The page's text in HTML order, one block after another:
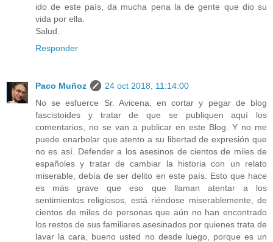
ido de este país, da mucha pena la de gente que dio su
vida por ella.
Salud.
Responder
Paco Muñoz
24 oct 2018, 11:14:00
No se esfuerce Sr. Avicena, en cortar y pegar de blog
fascistoides y tratar de que se publiquen aquí los
comentarios, no se van a publicar en este Blog. Y no me
puede enarbolar que atento a su libertad de expresión que
no es así. Defender a los asesinos de cientos de miles de
españoles y tratar de cambiar la historia con un relato
miserable, debía de ser delito en este país. Esto que hace
es más grave que eso que llaman atentar a los
sentimientos religiosos, está riéndose miserablemente, de
cientos de miles de personas que aún no han encontrado
los restos de sus familiares asesinados por quienes trata de
lavar la cara, bueno usted no desde luego, porque es un